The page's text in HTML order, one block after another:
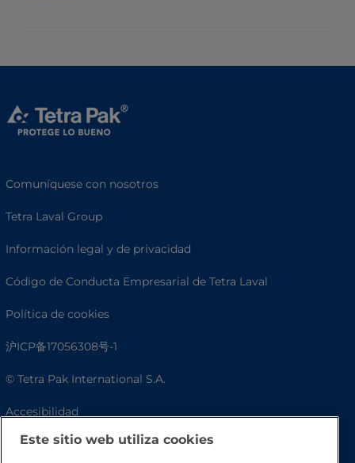
Comuníquese con nosotros
Tetra Laval Group
Información legal y de privacidad
Código de Conducta Empresarial de Tetra Laval
Política de cookies
沪ICP备17056308号-1
© Tetra Pak International S.A.
Accesibilidad
Preguntas frecuentes
Este sitio web utiliza cookies